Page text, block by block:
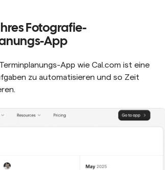
Fotografie-
App
App wie Cal.com ist eine
zu automatisieren und so Zeit